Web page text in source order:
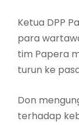
Ketua DPP
para
tim Papera
turun ke
Don
terhadap